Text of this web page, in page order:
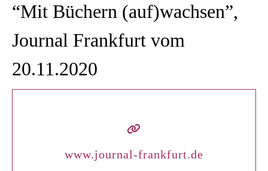
“Mit Büchern (auf)wachsen”,
Journal Frankfurt vom
20.11.2020
www.journal-frankfurt.de